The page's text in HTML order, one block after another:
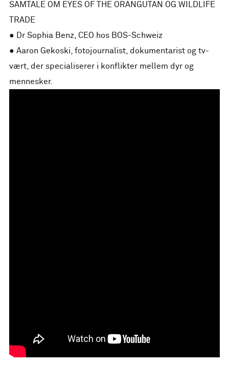
SAMTALE OM EYES OF THE ORANGUTAN OG WILDLIFE
TRADE
● Dr Sophia Benz, CEO hos BOS-Schweiz
● Aaron Gekoski, fotojournalist, dokumentarist og tv-
vært, der specialiserer i konflikter mellem dyr og
mennesker.